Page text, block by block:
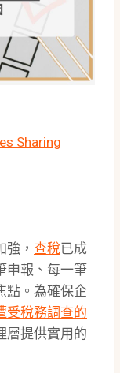
Sharing
強， 查稅已成
申報、每一筆
點。為確保企
受稅務調查的
層提供實用的